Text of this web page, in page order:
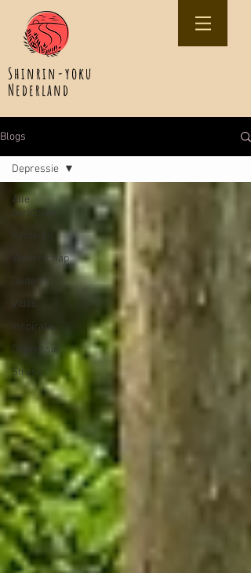
Shinrin-yoku
Nederland
Blogs
Alle
berichten
Kinderen
Wetenschap
Ouderen
Video
Inspiratie
Depressie
Stress
Depressie